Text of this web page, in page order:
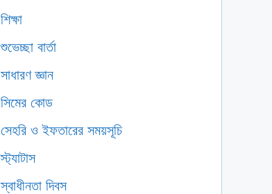
শিক্ষা
শুভেচ্ছা বার্তা
সাধারণ জ্ঞান
সিমের কোড
সেহরি ও ইফতারের সময়সূচি
স্ট্যাটাস
স্বাধীনতা দিবস